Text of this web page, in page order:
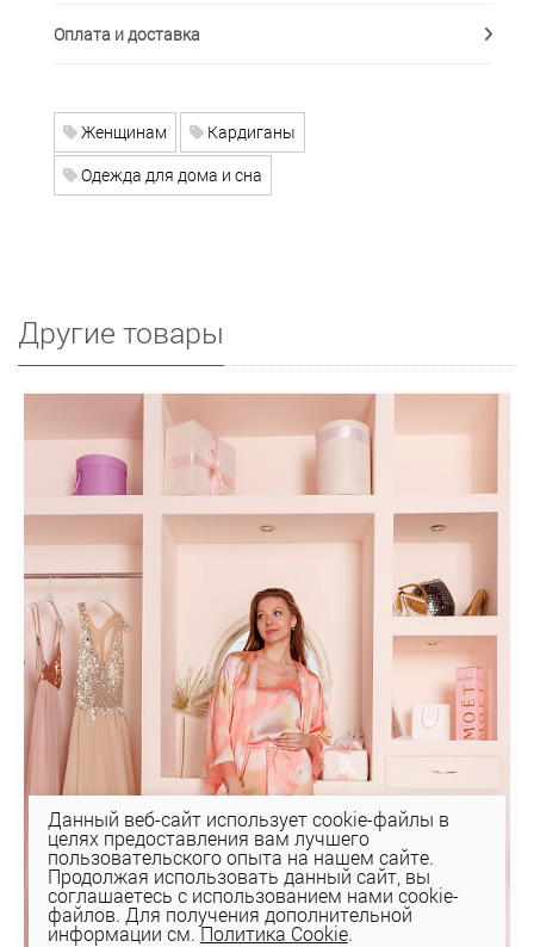
Оплата и доставка
Женщинам
Кардиганы
Одежда для дома и сна
Другие товары
Данный веб-сайт использует cookie-файлы в
целях предоставления вам лучшего
пользовательского опыта на нашем сайте.
Продолжая использовать данный сайт, вы
соглашаетесь с использованием нами cookie-
файлов. Для получения дополнительной
информации см.Политика Cookie.